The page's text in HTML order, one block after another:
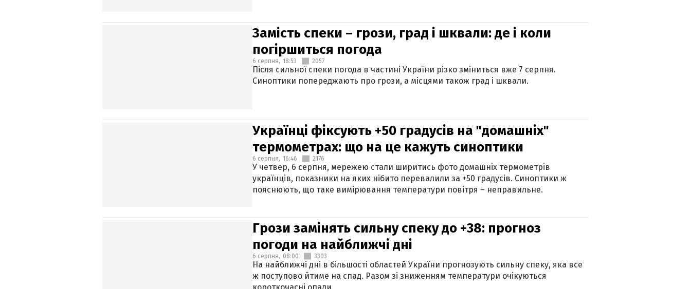
Замість спеки – грози, град і шквали: де і коли
погіршиться погода
6 серпня, 18:53 2057
Після сильної спеки погода в частині України різко зміниться вже 7 серпня.
Синоптики попереджають про грози, а місцями також град і шквали.
Українці фіксують +50 градусів на "домашніх"
термометрах: що на це кажуть синоптики
6 серпня, 16:46 2176
У четвер, 6 серпня, мережею стали ширитись фото домашніх термометрів
українців, показники на яких нібито перевалили за +50 градусів. Синоптики ж
пояснюють, що таке вимірювання температури повітря – неправильне.
Грози замінять сильну спеку до +38: прогноз
погоди на найближчі дні
6 серпня, 08:00 3303
На найближчі дні в більшості областей України прогнозують сильну спеку, яка все
ж поступово йтиме на спад. Разом зі зниженням температури очікуються